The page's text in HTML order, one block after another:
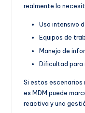
realmente lo
Uso intensivo
Equipos de
Manejo de
Dificultad para
Si estos escenarios
es MDM puede
reactiva y una